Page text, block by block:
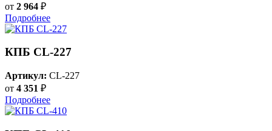
от 2 964 ₽
Подробнее
КПБ CL-227
Артикул: CL-227
от 4 351 ₽
Подробнее